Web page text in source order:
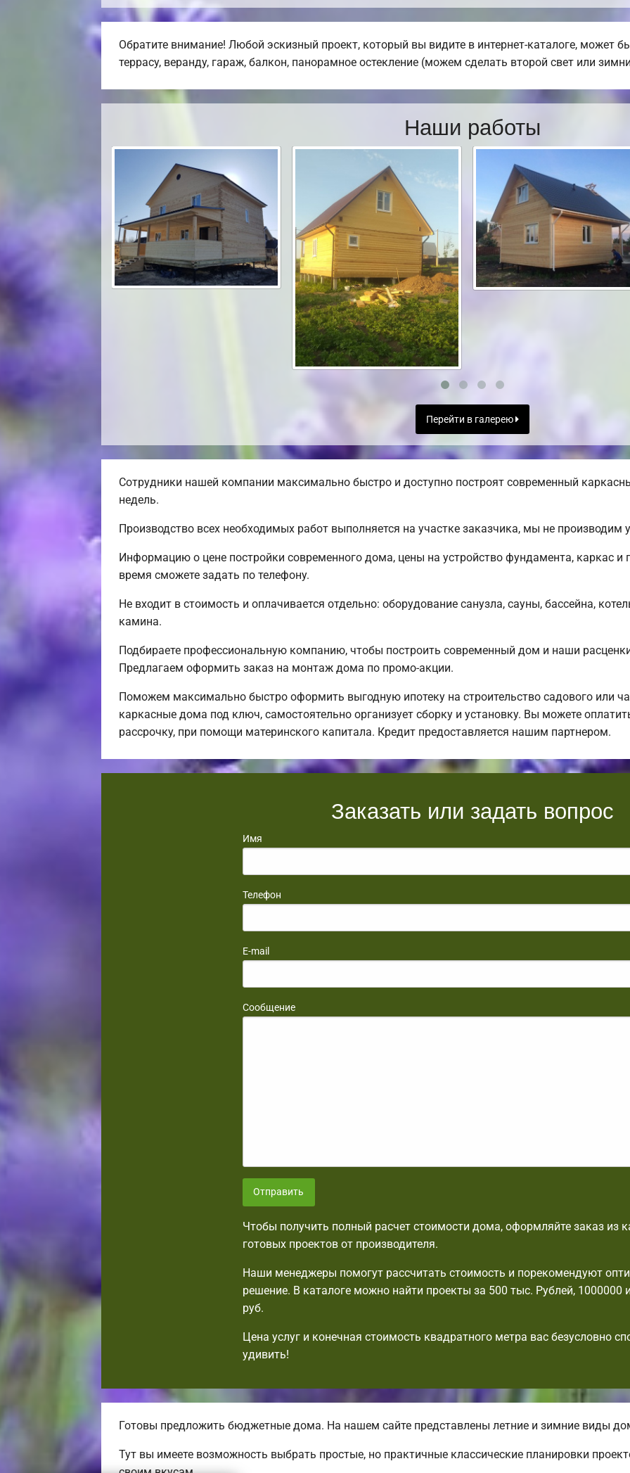
Обратите внимание! Любой эскизный проект, который вы видите в интернет-каталоге, может
террасу, веранду, гараж, балкон, панорамное остекление (можем сделать второй свет или
Наши работы
Перейти в галерею
Сотрудники нашей компании максимально быстро и доступно построят современный
недель.
Производство всех необходимых работ выполняется на участке заказчика, мы не
Информацию о цене постройки современного дома, цены на устройство фундамента, каркас
время сможете задать по телефону.
Не входит в стоимость и оплачивается отдельно: оборудование санузла, сауны, бассейна,
камина.
Подбираете профессиональную компанию, чтобы построить современный дом и наши
Предлагаем оформить заказ на монтаж дома по промо-акции.
Поможем максимально быстро оформить выгодную ипотеку на строительство садового или
каркасные дома под ключ, самостоятельно организует сборку и установку. Вы можете
рассрочку, при помощи материнского капитала. Кредит предоставляется нашим партнером.
Заказать или задать вопрос
Имя
Телефон
E-mail
Сообщение
Отправить
Чтобы получить полный расчет стоимости дома, оформляйте заказ из
готовых проектов от производителя.
Наши менеджеры помогут рассчитать стоимость и порекомендуют
решение. В каталоге можно найти проекты за 500 тыс. Рублей, 1000000
руб.
Цена услуг и конечная стоимость квадратного метра вас безусловно
удивить!
Готовы предложить бюджетные дома. На нашем сайте представлены летние и зимние виды
Тут вы имеете возможность выбрать простые, но практичные классические планировки